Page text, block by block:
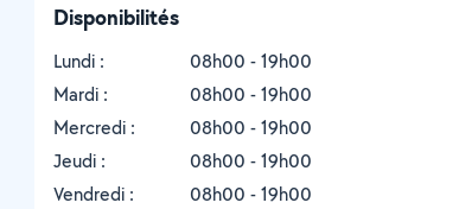
Disponibilités
Lundi :
08h00 - 19h00
Mardi :
08h00 - 19h00
Mercredi :
08h00 - 19h00
Jeudi :
08h00 - 19h00
Vendredi :
08h00 - 19h00